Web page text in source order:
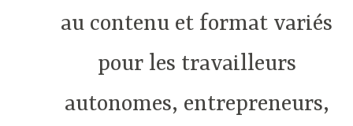
au contenu et format variés
pour les travailleurs
autonomes, entrepreneurs,